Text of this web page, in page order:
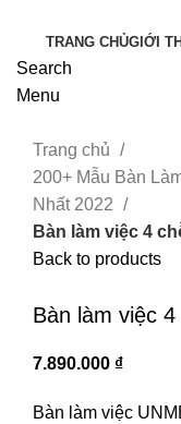
TRANG CHỦGIỚI
Search
Menu
Trang chủ
200+ Mẫu Bàn
Nhất 2022
Bàn làm việc 4
Back to products
Bàn làm việc
7.890.000 ₫
Bàn làm việc